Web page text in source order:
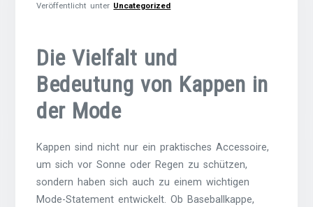
Veröffentlicht unter Uncategorized
Die Vielfalt und
Bedeutung von Kappen in
der Mode
Kappen sind nicht nur ein praktisches Accessoire,
um sich vor Sonne oder Regen zu schützen,
sondern haben sich auch zu einem wichtigen
Mode-Statement entwickelt. Ob Baseballkappe,